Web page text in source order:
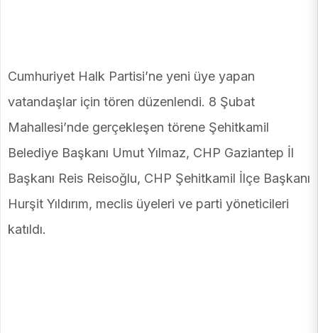
Cumhuriyet Halk Partisi’ne yeni üye yapan
vatandaşlar için tören düzenlendi. 8 Şubat
Mahallesi’nde gerçekleşen törene Şehitkamil
Belediye Başkanı Umut Yılmaz, CHP Gaziantep İl
Başkanı Reis Reisoğlu, CHP Şehitkamil İlçe Başkanı
Hurşit Yıldırım, meclis üyeleri ve parti yöneticileri
katıldı.